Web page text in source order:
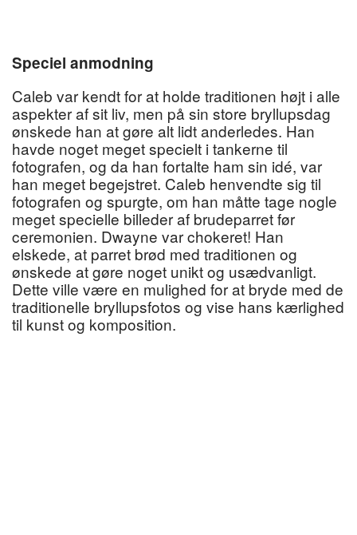
Speciel anmodning
Caleb var kendt for at holde traditionen højt i alle
aspekter af sit liv, men på sin store bryllupsdag
ønskede han at gøre alt lidt anderledes. Han
havde noget meget specielt i tankerne til
fotografen, og da han fortalte ham sin idé, var
han meget begejstret. Caleb henvendte sig til
fotografen og spurgte, om han måtte tage nogle
meget specielle billeder af brudeparret før
ceremonien. Dwayne var chokeret! Han
elskede, at parret brød med traditionen og
ønskede at gøre noget unikt og usædvanligt.
Dette ville være en mulighed for at bryde med de
traditionelle bryllupsfotos og vise hans kærlighed
til kunst og komposition.